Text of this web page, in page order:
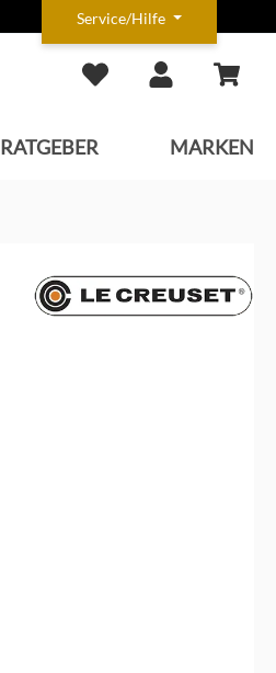
Service/Hilfe
RATGEBER MARKEN